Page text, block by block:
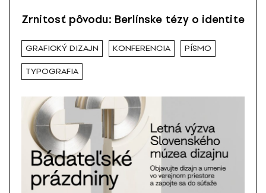
Zrnitosť pôvodu: Berlínske tézy o identite
GRAFICKÝ DIZAJN KONFERENCIA PÍSMO
TYPOGRAFIA